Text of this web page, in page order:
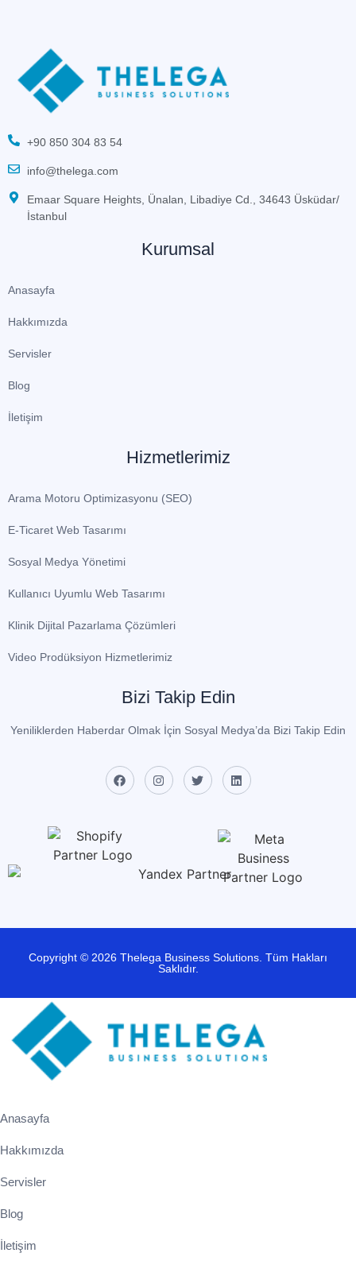
+90 850 304 83 54
info@thelega.com
Emaar Square Heights, Ünalan, Libadiye Cd., 34643 Üsküdar/
İstanbul
Kurumsal
Anasayfa
Hakkımızda
Servisler
Blog
İletişim
Hizmetlerimiz
Arama Motoru Optimizasyonu (SEO)
E-Ticaret Web Tasarımı
Sosyal Medya Yönetimi
Kullanıcı Uyumlu Web Tasarımı
Klinik Dijital Pazarlama Çözümleri
Video Prodüksiyon Hizmetlerimiz
Bizi Takip Edin
Yeniliklerden Haberdar Olmak İçin Sosyal Medya’da Bizi Takip Edin
Copyright © 2026 Thelega Business Solutions. Tüm Hakları
Saklıdır.
Anasayfa
Hakkımızda
Servisler
Blog
İletişim